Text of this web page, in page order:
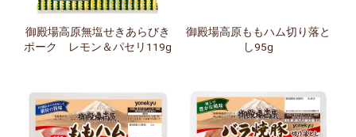
御殿場高原無塩せきあらびき
ポーク レモン＆パセリ119g
御殿場高原ももハム切り落と
し95g